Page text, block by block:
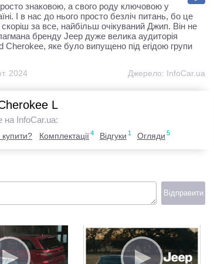
знаковою, а свого роду ключовою у
І в нас до нього просто безліч питань, бо це
за все, найбільш очікуваний Джип. Він не
бренду Jeep дуже велика аудиторія
яке було випущено під егідою групи
Джерело: InfoCar.ua
2024
L
на InfoCar.ua:
купити? Комплектації4 Відгуки 1 Огляди 5
Відправити